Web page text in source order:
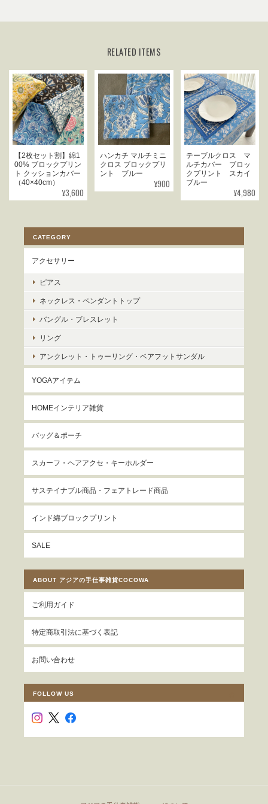
RELATED ITEMS
【2枚セット割】綿1
00% ブロックプリン
ト クッションカバー
（40×40cm）
¥3,600
ハンカチ マルチミニ
クロス ブロックプリ
ント ブルー
¥900
テーブルクロス マ
ルチカバー ブロッ
クプリント スカイ
ブルー
¥4,980
CATEGORY
アクセサリー
ピアス
ネックレス・ペンダントトップ
バングル・ブレスレット
リング
アンクレット・トゥーリング・ベアフットサンダル
YOGAアイテム
HOMEインテリア雑貨
バッグ＆ポーチ
スカーフ・ヘアアクセ・キーホルダー
サステイナブル商品・フェアトレード商品
インド綿ブロックプリント
SALE
ABOUT アジアの手仕事雑貨COCOWA
ご利用ガイド
特定商取引法に基づく表記
お問い合わせ
FOLLOW US